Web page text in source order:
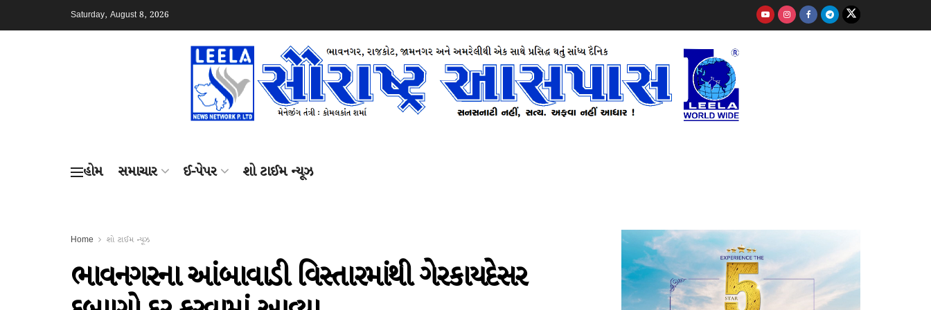
Saturday, August 8, 2026
હોમ સમાચાર ઈ-પેપર શો ટાઈમ ન્યૂઝ
Home શો ટાઈમ ન્યૂઝ
ભાવનગરના આંબાવાડી વિસ્તારમાંથી ગેરકાયદેસર